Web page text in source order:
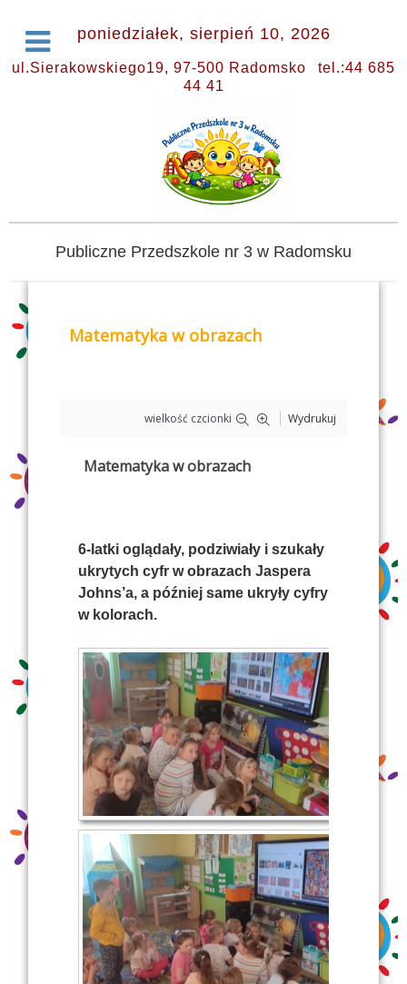
poniedziałek, sierpień 10, 2026
ul.Sierakowskiego19, 97-500 Radomsko
tel.:44 685
44 41
Publiczne Przedszkole nr 3 w Radomsku
Matematyka w obrazach
wielkość czcionki Wydrukuj
Matematyka w obrazach
6-latki oglądały, podziwiały i szukały
ukrytych cyfr w obrazach Jaspera
Johns’a, a później same ukryły cyfry
w kolorach.